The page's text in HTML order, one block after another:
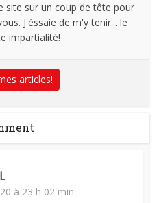
site sur un coup de tête pour
J'éssaie de m'y tenir... le
impartialité!
articles!
à 23 h 02 min